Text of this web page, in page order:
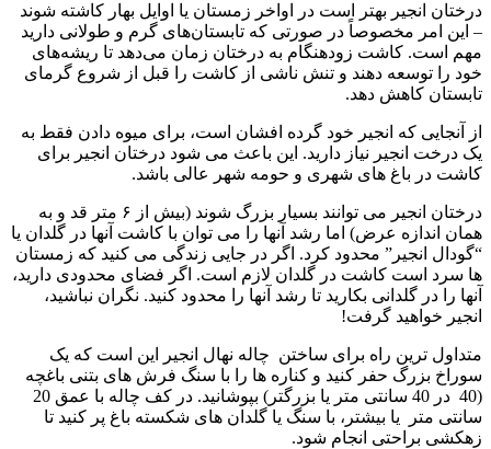
درختان انجیر بهتر است در اواخر زمستان یا اوایل بهار کاشته شوند
– این امر مخصوصاً در صورتی که تابستان‌های گرم و طولانی دارید
مهم است. کاشت زودهنگام به درختان زمان می‌دهد تا ریشه‌های
خود را توسعه دهند و تنش ناشی از کاشت را قبل از شروع گرمای
تابستان کاهش دهد.
از آنجایی که انجیر خود گرده افشان است، برای میوه دادن فقط به
یک درخت انجیر نیاز دارید. این باعث می شود درختان انجیر برای
کاشت در باغ های شهری و حومه شهر عالی باشد.
درختان انجیر می توانند بسیار بزرگ شوند (بیش از ۶ متر قد و به
همان اندازه عرض) اما رشد آنها را می توان با کاشت آنها در گلدان یا
“گودال انجیر” محدود کرد. اگر در جایی زندگی می کنید که زمستان
ها سرد است کاشت در گلدان لازم است. اگر فضای محدودی دارید،
آنها را در گلدانی بکارید تا رشد آنها را محدود کنید. نگران نباشید،
انجیر خواهید گرفت!
متداول ترین راه برای ساختن چاله نهال انجیر این است که یک
سوراخ بزرگ حفر کنید و کناره ها را با سنگ فرش های بتنی باغچه
(40 در 40 سانتی متر یا بزرگتر) بپوشانید. در کف چاله با عمق 20
سانتی متر یا بیشتر، با سنگ یا گلدان های شکسته باغ پر کنید تا
زهکشی براحتی انجام شود.